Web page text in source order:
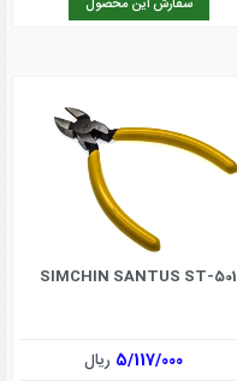
سفارش این محصول
SIMCHIN SANTUS ST-501
5/117/000 ریال